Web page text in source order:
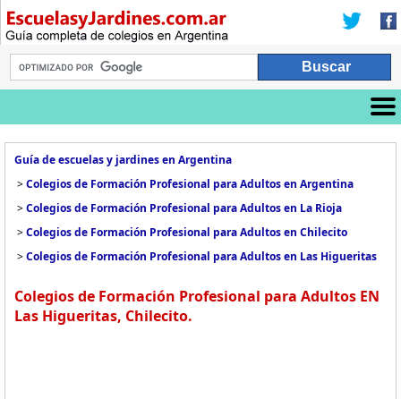
Guía de escuelas y jardines en Argentina
>Colegios de Formación Profesional para Adultos en Argentina
>Colegios de Formación Profesional para Adultos en La Rioja
>Colegios de Formación Profesional para Adultos en Chilecito
>Colegios de Formación Profesional para Adultos en Las Higueritas
Colegios de Formación Profesional para Adultos EN
Las Higueritas, Chilecito.